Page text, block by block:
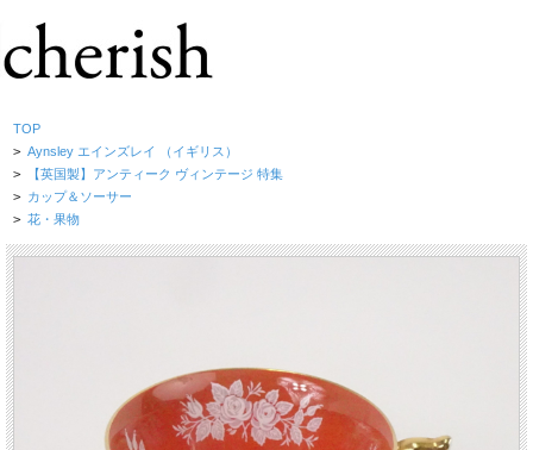
TOP
> Aynsley エインズレイ （イギリス）
> 【英国製】アンティーク ヴィンテージ 特集
> カップ＆ソーサー
> 花・果物